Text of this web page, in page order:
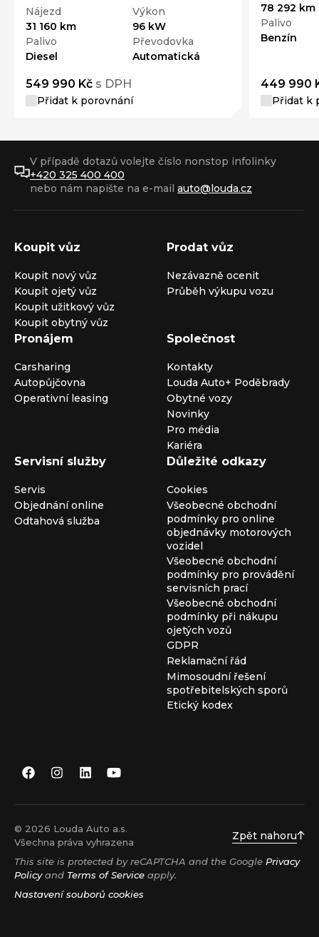
Nájezd
31 160 km
Výkon
96 kW
Palivo
Diesel
Převodovka
Automatická
549 990 Kč s DPH
Přidat k porovnání
78 292 km
Palivo
Benzín
449 990
Přidat k
V případě dotazů volejte číslo nonstop infolinky
+420 325 400 400
nebo nám napište na e-mail auto@louda.cz
Koupit vůz
Koupit nový vůz
Koupit ojetý vůz
Koupit užitkový vůz
Koupit obytný vůz
Prodat vůz
Nezávazně ocenit
Průběh výkupu vozu
Pronájem
Carsharing
Autopůjčovna
Operativní leasing
Společnost
Kontakty
Louda Auto+ Poděbrady
Obytné vozy
Novinky
Pro média
Kariéra
Servisní služby
Servis
Objednání online
Odtahová služba
Důležité odkazy
Cookies
Všeobecné obchodní
podmínky pro online
objednávky motorových
vozidel
Všeobecné obchodní
podmínky pro provádění
servisních prací
Všeobecné obchodní
podmínky při nákupu
ojetých vozů
GDPR
Reklamační řád
Mimosoudní řešení
spotřebitelských sporů
Etický kodex
© 2026 Louda Auto a.s.
Všechna práva vyhrazena
Zpět nahoru
This site is protected by reCAPTCHA and the Google Privacy
Policyand Terms of Service apply.
Nastavení souborů cookies